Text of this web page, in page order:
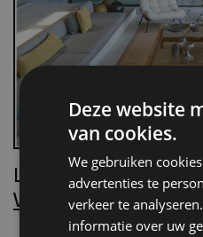
Lees Villa d’Arte!
Word nu abonnee.
Deze website
van cookies.
We gebruiken
advertenties te
verkeer te
informatie over uw